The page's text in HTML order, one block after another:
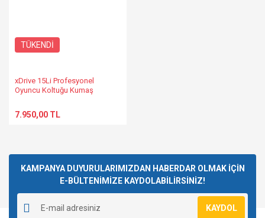
TÜKENDİ
xDrive 15Li Profesyonel
Oyuncu Koltuğu Kumaş
7.950,00 TL
KAMPANYA DUYURULARIMIZDAN HABERDAR OLMAK İÇİN
E-BÜLTENİMİZE KAYDOLABİLİRSİNİZ!
KAYDOL